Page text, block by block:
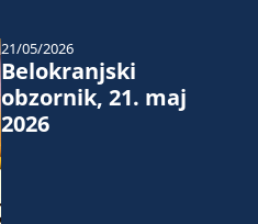
Belokranjski
obzornik, 21. maj
2026
21/05/2026